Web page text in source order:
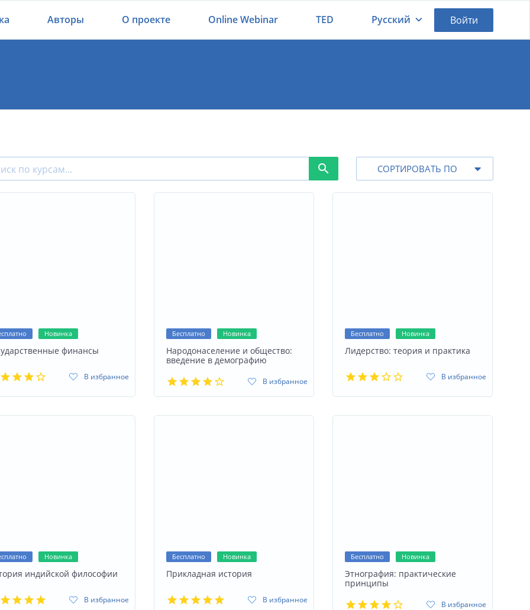
Авторы О проекте Online Webinar TED Русский Войти
СОРТИРОВАТЬ ПО
По дате
Новинка
финансы
В избранное
Бесплатно Новинка
Народонаселение и общество:
введение в демографию
В избранное
Бесплатно Новинка
Лидерство: теория и практика
В избранное
Новинка
индийской философии
В избранное
Бесплатно Новинка
Прикладная история
В избранное
Бесплатно Новинка
Этнография: практические
принципы
В избранное